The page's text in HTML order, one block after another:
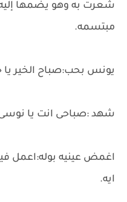
شعرت به وهو يضمها
مبتسمه.
يونس بحب:صباح الخير يا
شهد :صباحى انت يا
اغمض عينيه بوله:اعمل
ايه.